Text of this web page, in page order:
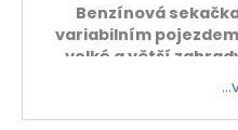
Benzínová sekačka
variabilním
velké a větší
efektivní sběr trávy